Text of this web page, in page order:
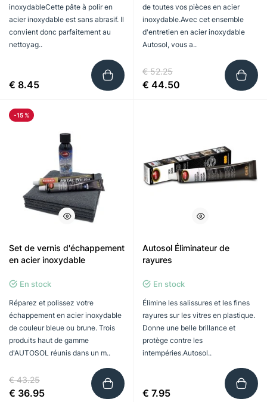
inoxydableCette pâte à polir en
acier inoxydable est sans abrasif. Il
convient donc parfaitement au
nettoyag..
€ 8.45
de toutes vos pièces en acier
inoxydable.Avec cet ensemble
d'entretien en acier inoxydable
Autosol, vous a..
€ 52.25
€ 44.50
-15 %
Set de vernis d'échappement
en acier inoxydable
En stock
Réparez et polissez votre
échappement en acier inoxydable
de couleur bleue ou brune. Trois
produits haut de gamme
d'AUTOSOL réunis dans un m..
€ 43.25
€ 36.95
Autosol Éliminateur de
rayures
En stock
Élimine les salissures et les fines
rayures sur les vitres en plastique.
Donne une belle brillance et
protège contre les
intempéries.Autosol..
€ 7.95